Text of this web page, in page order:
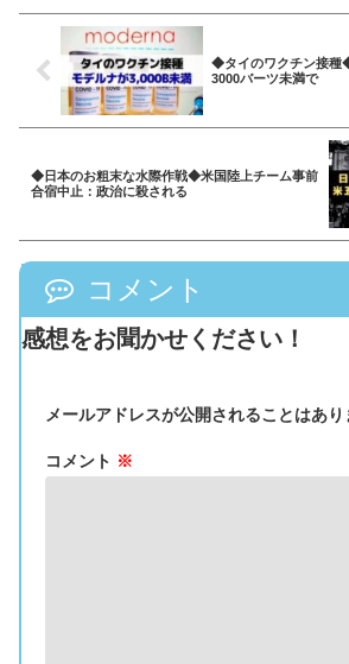
◆タイのワクチン接種
3000バーツ未満で
◆日本のお粗末な水際作戦◆米国陸上チーム事前
合宿中止：政治に殺される
コメント
感想をお聞かせください！
メールアドレスが公開されることはあり
コメント ※